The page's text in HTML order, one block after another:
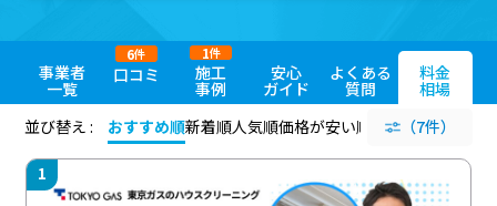
事業者
一覧
口コミ
6件
施工
事例
1件
安心
ガイド
よくある
質問
料金
相場
並び替え :
おすすめ順新着順人気順価格が安い順 評価が高い順
（7件）
1